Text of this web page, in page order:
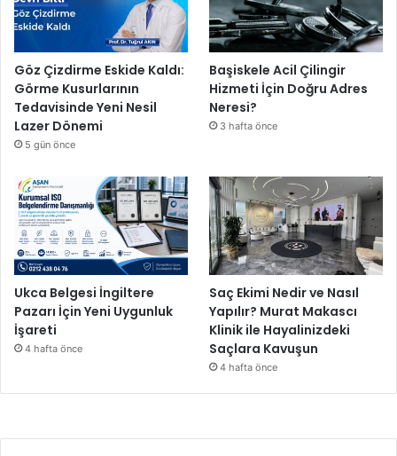
Göz Çizdirme Eskide Kaldı:
Görme Kusurlarının
Tedavisinde Yeni Nesil
Lazer Dönemi
5 gün önce
Başiskele Acil Çilingir
Hizmeti İçin Doğru Adres
Neresi?
3 hafta önce
Ukca Belgesi İngiltere
Pazarı İçin Yeni Uygunluk
İşareti
4 hafta önce
Saç Ekimi Nedir ve Nasıl
Yapılır? Murat Makascı
Klinik ile Hayalinizdeki
Saçlara Kavuşun
4 hafta önce